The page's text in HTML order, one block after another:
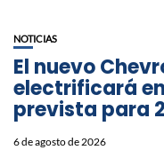
NOTICIAS
El nuevo
electrificará
prevista para
6 de agosto de 2026